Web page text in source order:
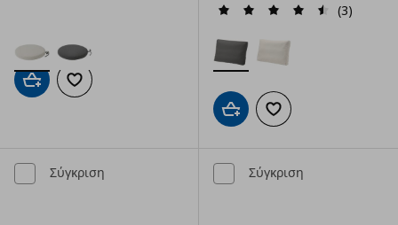
Προσθήκη στο καλάθι
Προσθήκη στα αγαπημένα
(3)
Προσθήκη στο καλάθι
Προσθήκη στα
Σύγκριση Σύγκριση